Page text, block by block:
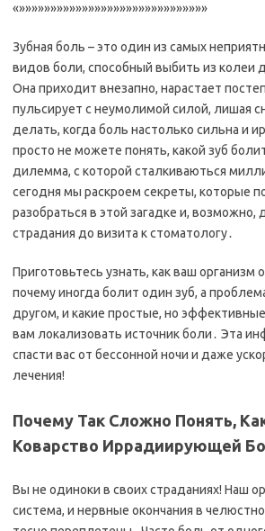
«»»»»»»»»»»»»»»»»»»»»»»»»»»»»»»
Зубная боль – это один из самых
видов боли, способный выбить из колеи
Она приходит внезапно, нарастает
пульсирует с неумолимой силой, лишая
делать, когда боль настолько сильна и
просто не можете понять, какой зуб
дилемма, с которой сталкиваються
сегодня мы раскроем секреты, которые
разобраться в этой загадке и, возможно,
страдания до визита к стоматологу․
Приготовьтесь узнать, как ваш организм
почему иногда болит один зуб, а
другом, и какие простые, но
вам локализовать источник боли․ Эта
спасти вас от бессонной ночи и даже
лечения!
Почему Так Сложно Понять,
Коварство Иррадиирующей
Вы не одиноки в своих страданиях! Наш
система, и нервные окончания в